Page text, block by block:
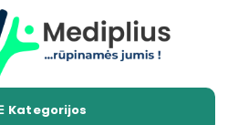
Kategorijos